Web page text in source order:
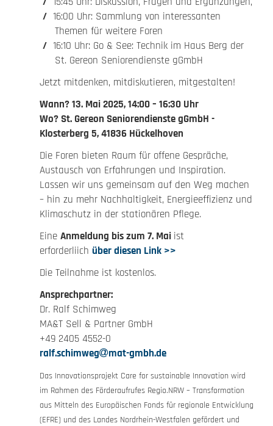
16:00 Uhr: Sammlung von interessanten
Themen für weitere Foren
16:10 Uhr: Go & See: Technik im Haus Berg der
St. Gereon Seniorendienste gGmbH
Jetzt mitdenken, mitdiskutieren, mitgestalten!
Wann? 13. Mai 2025, 14:00 – 16:30 Uhr
Wo? St. Gereon Seniorendienste gGmbH -
Klosterberg 5, 41836 Hückelhoven
Die Foren bieten Raum für offene Gespräche,
Austausch von Erfahrungen und Inspiration.
Lassen wir uns gemeinsam auf den Weg machen
– hin zu mehr Nachhaltigkeit, Energieeffizienz und
Klimaschutz in der stationären Pflege.
Eine Anmeldung bis zum 7. Mai ist
erforderliich über diesen Link >>
Die Teilnahme ist kostenlos.
Ansprechpartner:
Dr. Ralf Schimweg
MA&T Sell & Partner GmbH
+49 2405 4552-0
ralf.schimweg
mat-gmbh.de
Das Innovationsprojekt Care for sustainable Innovation wird
im Rahmen des Förderaufrufes Regio.NRW – Transformation
aus Mitteln des Europäischen Fonds für regionale Entwicklung
(EFRE) und des Landes Nordrhein-Westfalen gefördert und